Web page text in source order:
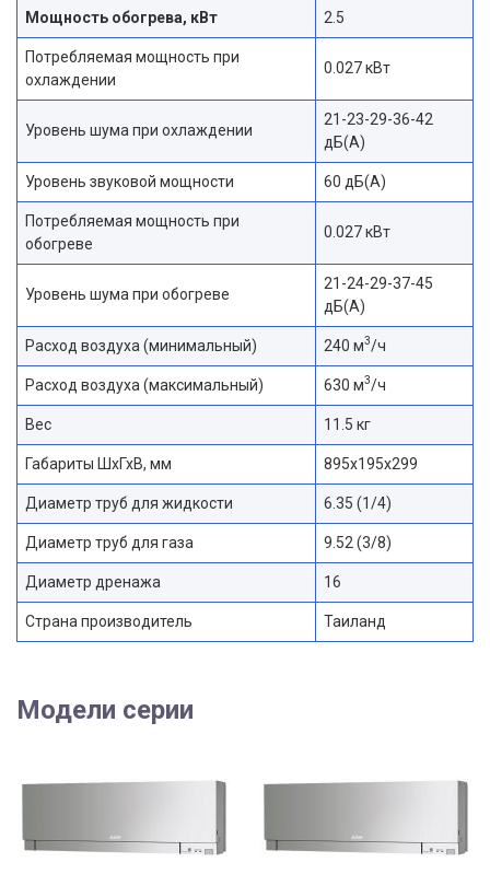
Мощность обогрева, кВт 2.5
Потребляемая мощность при
охлаждении
0.027 кВт
Уровень шума при охлаждении
21-23-29-36-42
дБ(А)
Уровень звуковой мощности 60 дБ(А)
Потребляемая мощность при
обогреве
0.027 кВт
Уровень шума при обогреве
21-24-29-37-45
дБ(А)
Расход воздуха (минимальный) 240 м3/ч
Расход воздуха (максимальный) 630 м3/ч
Вес 11.5 кг
Габариты ШхГхВ, мм 895x195x299
Диаметр труб для жидкости 6.35 (1/4)
Диаметр труб для газа 9.52 (3/8)
Диаметр дренажа 16
Страна производитель Таиланд
Модели серии